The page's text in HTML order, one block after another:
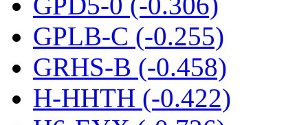
GPLB-C (-0.255)
GRHS-B (-0.458)
H-HHTH (-0.422)